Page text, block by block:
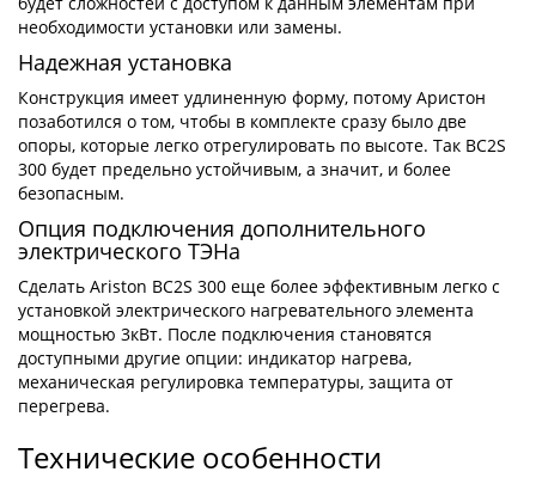
необходимости установки или замены.
Надежная установка
Конструкция имеет удлиненную форму, потому Аристон
позаботился о том, чтобы в комплекте сразу было две
опоры, которые легко отрегулировать по высоте. Так BС2S
300 будет предельно устойчивым, а значит, и более
безопасным.
Опция подключения дополнительного
электрического ТЭНа
Сделать Ariston BС2S 300 еще более эффективным легко с
установкой электрического нагревательного элемента
мощностью 3кВт. После подключения становятся
доступными другие опции: индикатор нагрева,
механическая регулировка температуры, защита от
перегрева.
Технические особенности